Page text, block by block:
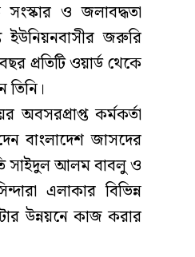
ও জলাবদ্ধতা
জরুরি
প্রতিটি ওয়ার্ড থেকে
অবসরপ্রাপ্ত কর্মকর্তা
বাংলাদেশ জাসদের
সাইদুল আলম বাবলু ও
এলাকার বিভিন্ন
উন্নয়নে কাজ করার